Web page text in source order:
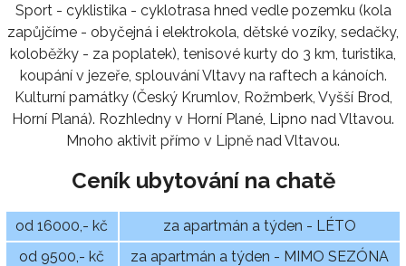
Sport - cyklistika - cyklotrasa hned vedle pozemku (kola
zapůjčíme - obyčejná i elektrokola, dětské vozíky, sedačky,
koloběžky - za poplatek), tenisové kurty do 3 km, turistika,
koupání v jezeře, splouvání Vltavy na raftech a kánoích.
Kulturní památky (Český Krumlov, Rožmberk, Vyšší Brod,
Horní Planá). Rozhledny v Horní Plané, Lipno nad Vltavou.
Mnoho aktivit přímo v Lipně nad Vltavou.
Ceník ubytování na chatě
od 16000,- kč
za apartmán a týden - LÉTO
od 9500,- kč
za apartmán a týden - MIMO SEZÓNA